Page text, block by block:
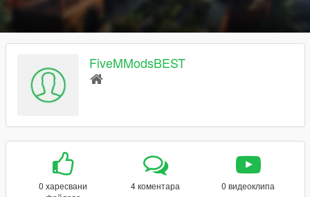
FiveMModsBEST
0 харесвани
4 коментара 0 видеоклипа